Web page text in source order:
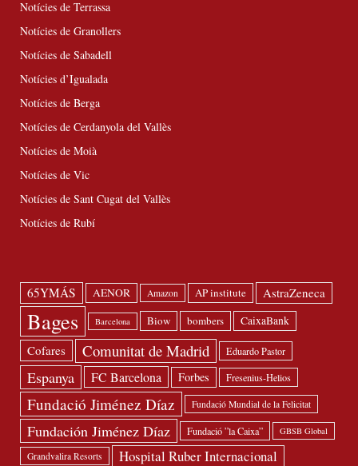
Notícies de Terrassa
Notícies de Granollers
Notícies de Sabadell
Notícies d’Igualada
Notícies de Berga
Notícies de Cerdanyola del Vallès
Notícies de Moià
Notícies de Vic
Notícies de Sant Cugat del Vallès
Notícies de Rubí
65YMÁS AENOR Amazon AP institute AstraZeneca
Bages Barcelona Biow bombers CaixaBank
Cofares Comunitat de Madrid Eduardo Pastor
Espanya FC Barcelona Forbes Fresenius-Helios
Fundació Jiménez Díaz Fundació Mundial de la Felicitat
Fundación Jiménez Díaz Fundació ”la Caixa” GBSB Global
Grandvalira Resorts Hospital Ruber Internacional